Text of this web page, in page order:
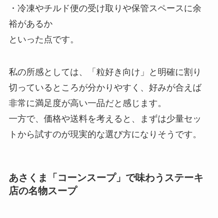
・冷凍やチルド便の受け取りや保管スペースに余
裕があるか
といった点です。
私の所感としては、「粒好き向け」と明確に割り
切っているところが分かりやすく、好みが合えば
非常に満足度が高い一品だと感じます。
一方で、価格や送料を考えると、まずは少量セッ
トから試すのが現実的な選び方になりそうです。
あさくま「コーンスープ」で味わうステーキ
店の名物スープ